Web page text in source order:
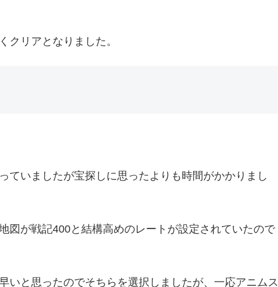
クリアとなりました。
ていましたが宝探しに思ったよりも時間がかかりまし
図が戦記400と結構高めのレートが設定されていたので
いと思ったのでそちらを選択しましたが、一応アニムス